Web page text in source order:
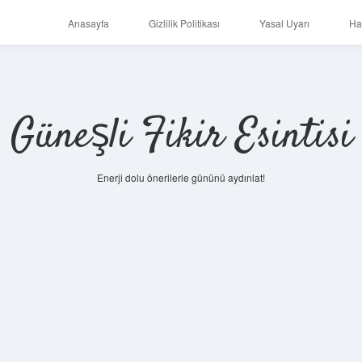
Anasayfa Gizlilik Politikası Yasal Uyarı
Güneşli Fikir Esintisi
Enerji dolu önerilerle gününü aydınlat!